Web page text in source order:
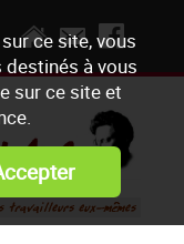
ce site, vous
à vous
sur ce site et